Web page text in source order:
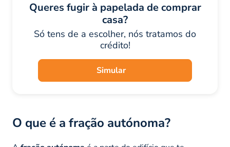
Queres fugir à papelada de comprar
casa?
Só tens de a escolher, nós tratamos do
crédito!
Simular
O que é a fração autónoma?